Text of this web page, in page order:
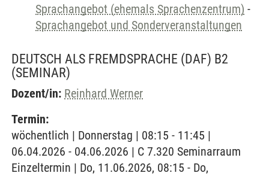
Sprachangebot (ehemals Sprachenzentrum) -
Sprachangebot und Sonderveranstaltungen
DEUTSCH ALS FREMDSPRACHE (DAF) B2
(SEMINAR)
Dozent/in: Reinhard Werner
Termin:
wöchentlich | Donnerstag | 08:15 - 11:45 |
06.04.2026 - 04.06.2026 | C 7.320 Seminarraum
Einzeltermin | Do, 11.06.2026, 08:15 - Do,